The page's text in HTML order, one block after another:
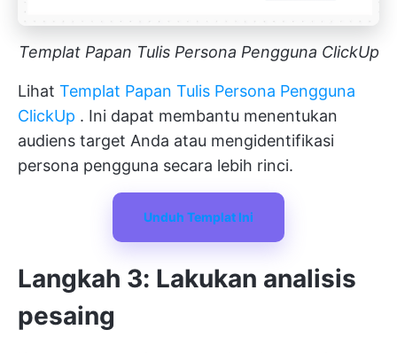
Templat Papan Tulis Persona Pengguna ClickUp
Lihat Templat Papan Tulis Persona Pengguna
ClickUp . Ini dapat membantu menentukan
audiens target Anda atau mengidentifikasi
persona pengguna secara lebih rinci.
Unduh Templat Ini
Langkah 3: Lakukan analisis
pesaing